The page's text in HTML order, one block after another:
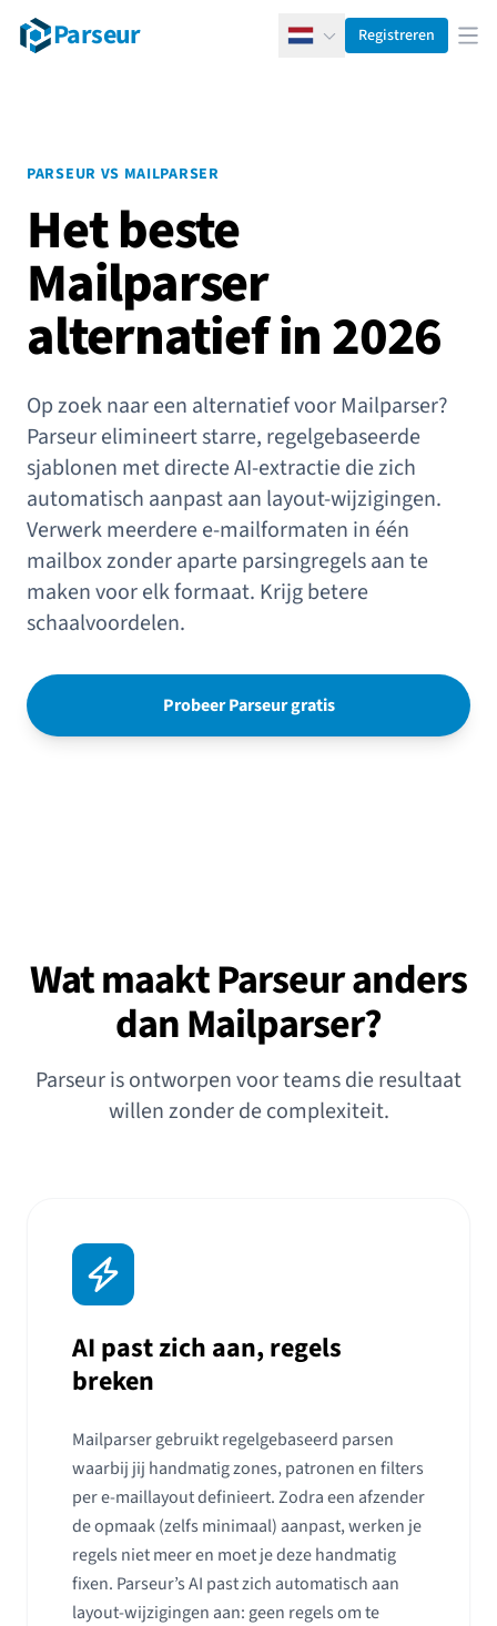
Parseur NederlandsRegistreren
PARSEUR VS MAILPARSER
Het beste
Mailparser
alternatief in 2026
Op zoek naar een alternatief voor Mailparser?
Parseur elimineert starre, regelgebaseerde
sjablonen met directe AI-extractie die zich
automatisch aanpast aan layout-wijzigingen.
Verwerk meerdere e-mailformaten in één
mailbox zonder aparte parsingregels aan te
maken voor elk formaat. Krijg betere
schaalvoordelen.
Probeer Parseur gratis
Wat maakt Parseur anders
dan Mailparser?
Parseur is ontworpen voor teams die resultaat
willen zonder de complexiteit.
AI past zich aan, regels
breken
Mailparser gebruikt regelgebaseerd parsen
waarbij jij handmatig zones, patronen en filters
per e-maillayout definieert. Zodra een afzender
de opmaak (zelfs minimaal) aanpast, werken je
regels niet meer en moet je deze handmatig
fixen. Parseur’s AI past zich automatisch aan
layout-wijzigingen aan: geen regels om te